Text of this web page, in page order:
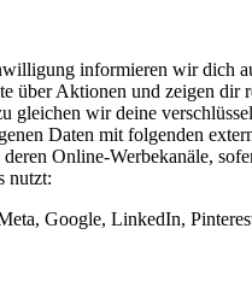
informieren wir dich
über Aktionen und zeigen dir
gleichen wir deine
Daten mit folgenden
Online-Werbekanäle,
nutzt:
Google, LinkedIn,